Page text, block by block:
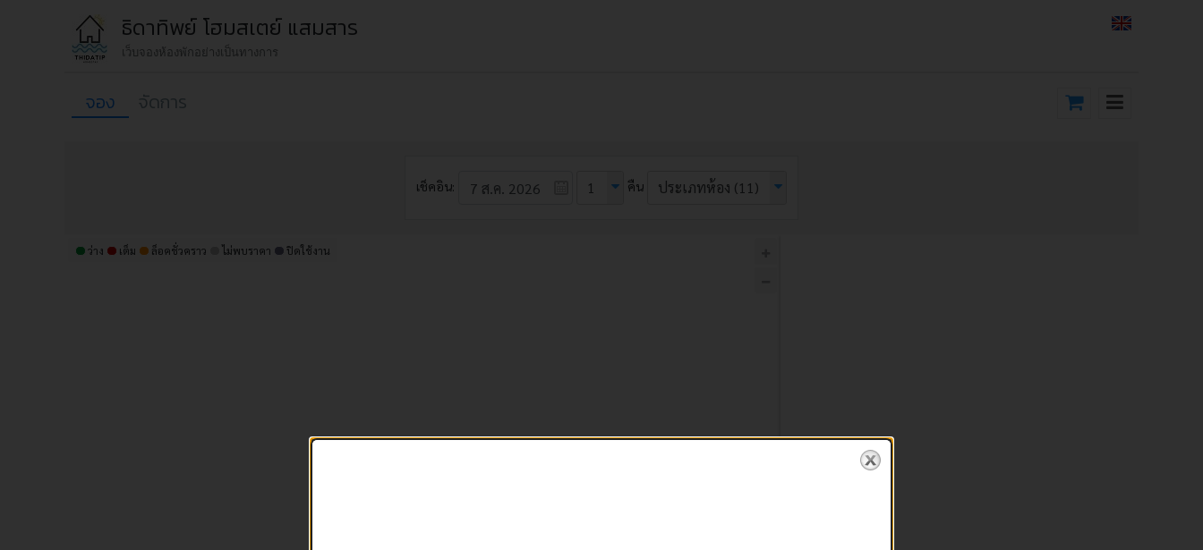
ธิดาทิพย์ โฮมสเตย์ แสมสาร
เว็บจองห้องพักอย่างเป็นทางการ
จอง จัดการ
เช็คอิน: 1 คืน ประเภทห้อง (11)
ว่าง เต็ม ล็อคชั่วคราว ไม่พบราคา ปิดใช้งาน